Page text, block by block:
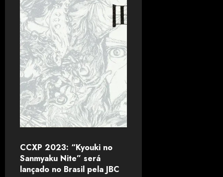
CCXP 2023: “Kyouki no
Sanmyaku Nite” será
lançado no Brasil pela JBC